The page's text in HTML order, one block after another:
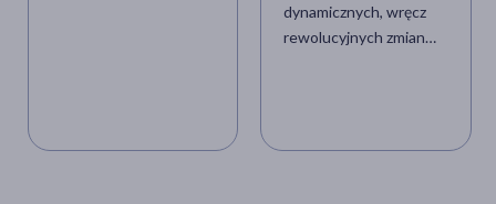
dynamicznych, wręcz
rewolucyjnych zmian